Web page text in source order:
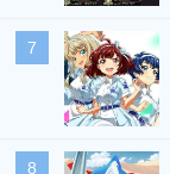
7
8